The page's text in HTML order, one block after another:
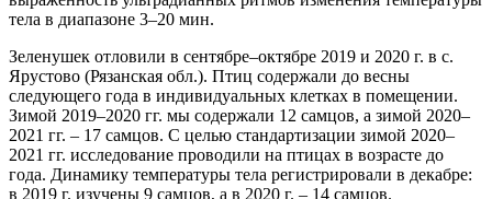
тела в диапазоне 3–20 мин.
Зеленушек отловили в сентябре–октябре 2019 и 2020 г. в с.
Ярустово (Рязанская обл.). Птиц содержали до весны
следующего года в индивидуальных клетках в помещении.
Зимой 2019–2020 гг. мы содержали 12 самцов, а зимой 2020–
2021 гг. – 17 самцов. С целью стандартизации зимой 2020–
2021 гг. исследование проводили на птицах в возрасте до
года. Динамику температуры тела регистрировали в декабре:
в 2019 г. изучены 9 самцов, а в 2020 г. – 14 самцов.